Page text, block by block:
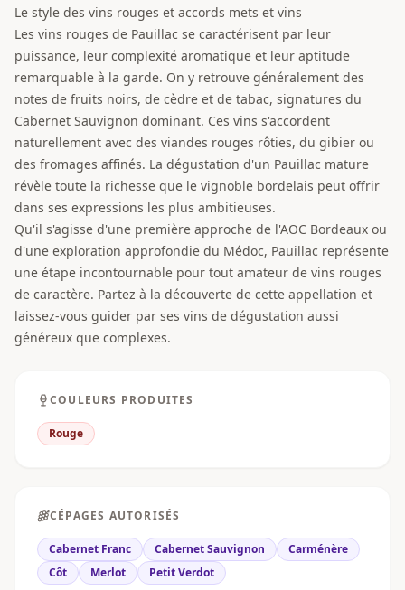
Le style des vins rouges et accords mets et vins
Les vins rouges de Pauillac se caractérisent par leur
puissance, leur complexité aromatique et leur aptitude
remarquable à la garde. On y retrouve généralement des
notes de fruits noirs, de cèdre et de tabac, signatures du
Cabernet Sauvignon dominant. Ces vins s'accordent
naturellement avec des viandes rouges rôties, du gibier ou
des fromages affinés. La dégustation d'un Pauillac mature
révèle toute la richesse que le vignoble bordelais peut offrir
dans ses expressions les plus ambitieuses.
Qu'il s'agisse d'une première approche de l'AOC Bordeaux ou
d'une exploration approfondie du Médoc, Pauillac représente
une étape incontournable pour tout amateur de vins rouges
de caractère. Partez à la découverte de cette appellation et
laissez-vous guider par ses vins de dégustation aussi
généreux que complexes.
COULEURS PRODUITES
Rouge
CÉPAGES AUTORISÉS
Cabernet Franc Cabernet Sauvignon
Carménère
Côt
Merlot Petit Verdot